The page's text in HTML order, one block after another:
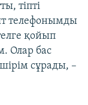
тіпті
телефонымды
қойып
Олар бас
сұрады, –